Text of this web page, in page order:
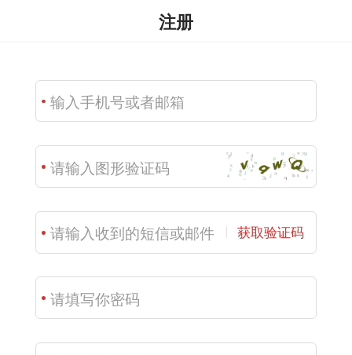
注册
获取验证码